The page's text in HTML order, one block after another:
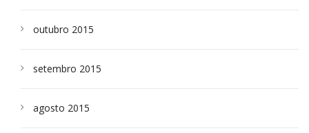
outubro 2015
setembro 2015
agosto 2015